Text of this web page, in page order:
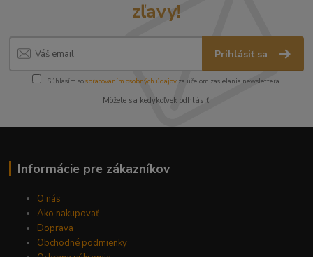
zľavy!
Prihlásiť sa
Súhlasím sospracovaním osobných údajov za účelom zasielania newslettera.
Môžete sa kedykoľvek odhlásiť.
Informácie pre zákazníkov
O nás
Ako nakupovať
Doprava
Obchodné podmienky